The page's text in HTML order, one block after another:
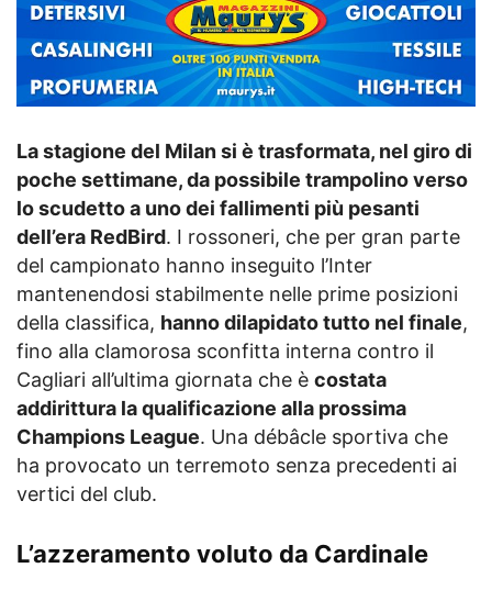
La stagione del Milan si è trasformata, nel giro di
poche settimane, da possibile trampolino verso
lo scudetto a uno dei fallimenti più pesanti
dell’era RedBird. I rossoneri, che per gran parte
del campionato hanno inseguito l’Inter
mantenendosi stabilmente nelle prime posizioni
della classifica, hanno dilapidato tutto nel finale,
fino alla clamorosa sconfitta interna contro il
Cagliari all’ultima giornata che è costata
addirittura la qualificazione alla prossima
Champions League. Una débâcle sportiva che
ha provocato un terremoto senza precedenti ai
vertici del club.
L’azzeramento voluto da Cardinale